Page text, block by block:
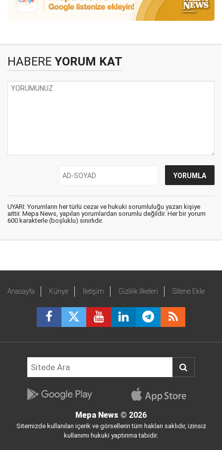
HABERE YORUM KAT
UYARI: Yorumların her türlü cezai ve hukuki sorumluluğu yazan kişiye
aittir. Mepa News, yapılan yorumlardan sorumlu değildir. Her bir yorum
600 karakterle (boşluklu) sınırlıdır.
Anasayfa Künye İletişim Gizlilik İlkeleri Sitene Ekle
Mepa News © 2026
Sitemizde kullanılan içerik ve görsellerin tüm hakları saklıdır, izinsiz
kullanımı hukuki yaptırıma tabidir.